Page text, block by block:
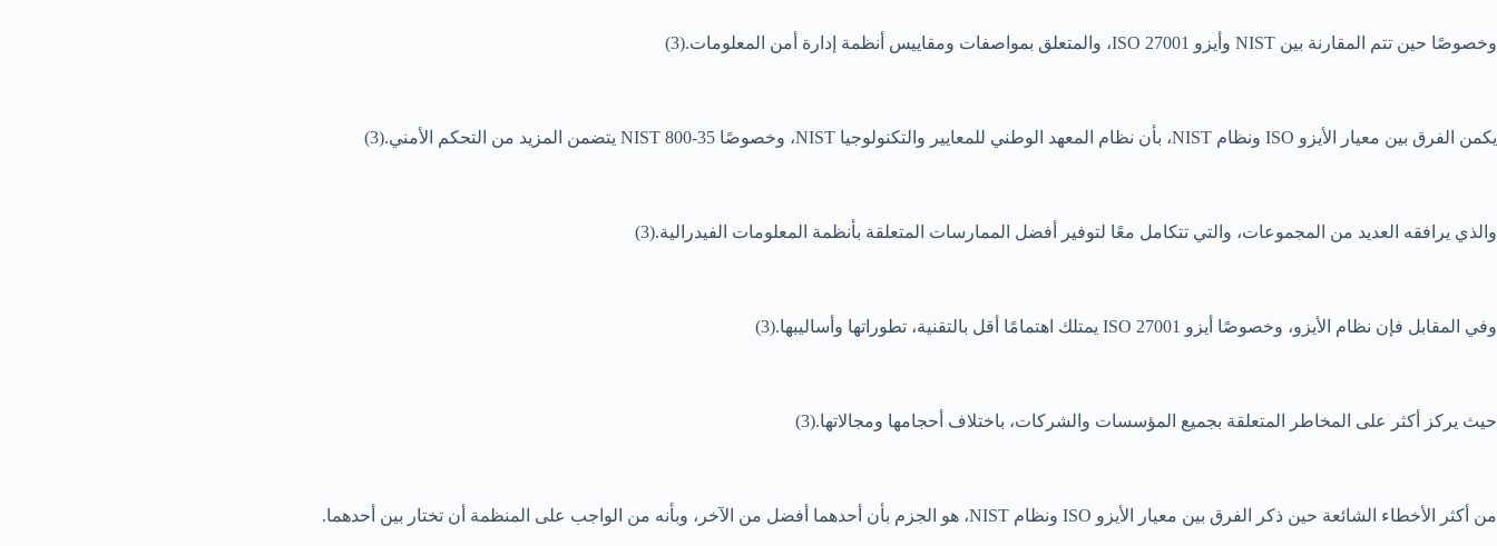
وخصوصًا حين تتم المقارنة بين NIST وأيزو ISO 27001، والمتعلق بمواصفات ومقاييس أنظمة إدارة أمن المعلومات.(3)
يكمن الفرق بين معيار الأيزو ISO ونظام NIST، بأن نظام المعهد الوطني للمعايير والتكنولوجيا NIST، وخصوصًا NIST 800-35 يتضمن المزيد من التحكم الأمني.(3)
والذي يرافقه العديد من المجموعات، والتي تتكامل معًا لتوفير أفضل الممارسات المتعلقة بأنظمة المعلومات الفيدرالية.(3)
وفي المقابل فإن نظام الأيزو، وخصوصًا أيزو ISO 27001 يمتلك اهتمامًا أقل بالتقنية، تطوراتها وأساليبها.(3)
حيث يركز أكثر على المخاطر المتعلقة بجميع المؤسسات والشركات، باختلاف أحجامها ومجالاتها.(3)
من أكثر الأخطاء الشائعة حين ذكر الفرق بين معيار الأيزو ISO ونظام NIST، هو الجزم بأن أحدهما أفضل من الآخر، وبأنه من الواجب على المنظمة أن تختار بين أحدهما.